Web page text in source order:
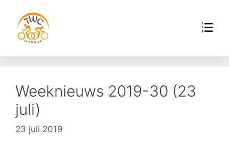
Weeknieuws 2019-30 (23
juli)
23 juli 2019